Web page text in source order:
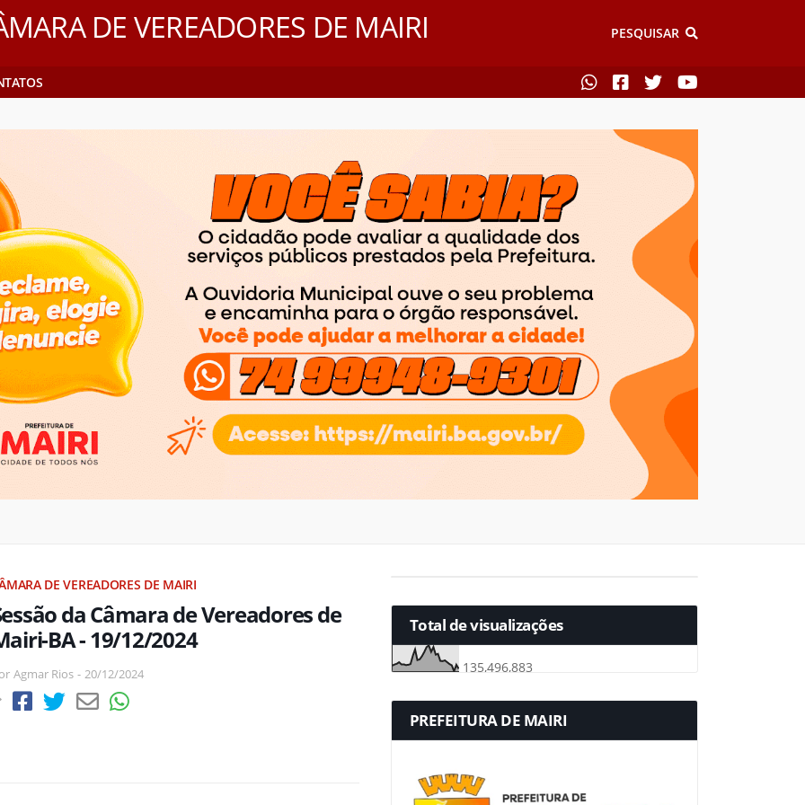
DE VEREADORES DE MAIRI PESQUISAR
DE VEREADORES DE MAIRI
da Câmara de Vereadores de
BA - 19/12/2024
Agmar Rios - 20/12/2024
Total de visualizações
135,496,883
PREFEITURA DE MAIRI